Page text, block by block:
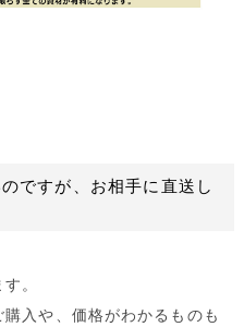
ですが、お相手に直送し
。
入や、価格がわかるものも